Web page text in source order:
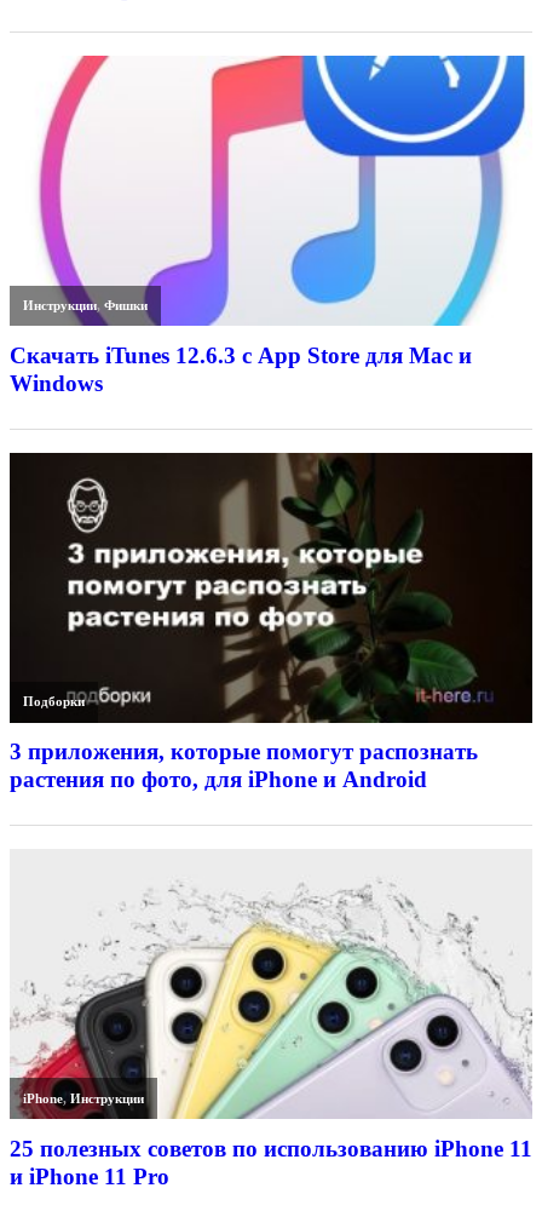
Инструкции,Фишки
Скачать iTunes 12.6.3 с App Store для Mac и
Windows
Подборки
3 приложения, которые помогут распознать
растения по фото, для iPhone и Android
iPhone,Инструкции
25 полезных советов по использованию iPhone 11
и iPhone 11 Pro